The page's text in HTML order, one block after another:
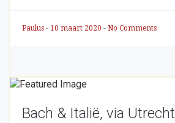
Paulus - 10 maart 2020 - No Comments
Bach & Italië, via Utrecht